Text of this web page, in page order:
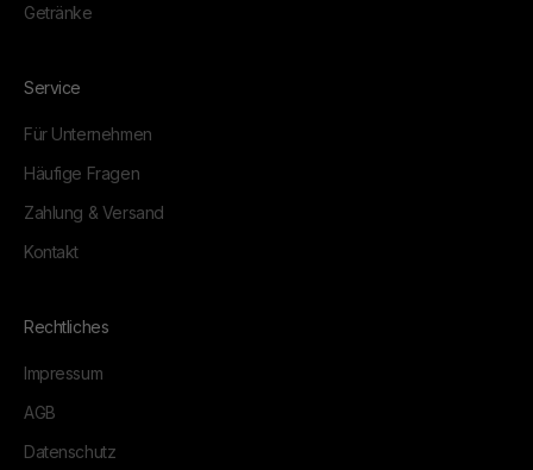
Getränke
Service
Für Unternehmen
Häufige Fragen
Zahlung & Versand
Kontakt
Rechtliches
Impressum
AGB
Datenschutz